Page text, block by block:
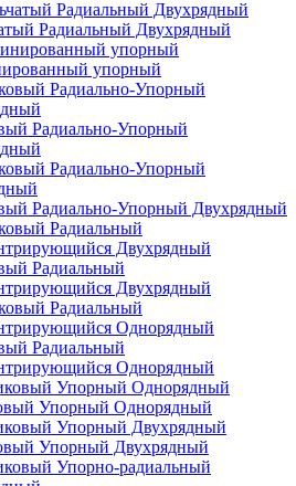
Радиальный Двухрядный
упорный
Радиально-Упорный
Радиально-Упорный Двухрядный
Радиальный
Двухрядный
Радиальный
Однорядный
Упорный Однорядный
Упорный Двухрядный